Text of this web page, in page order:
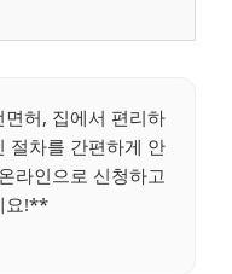
허, 집에서 편리하
차를 간편하게 안
라인으로 신청하고
요!**